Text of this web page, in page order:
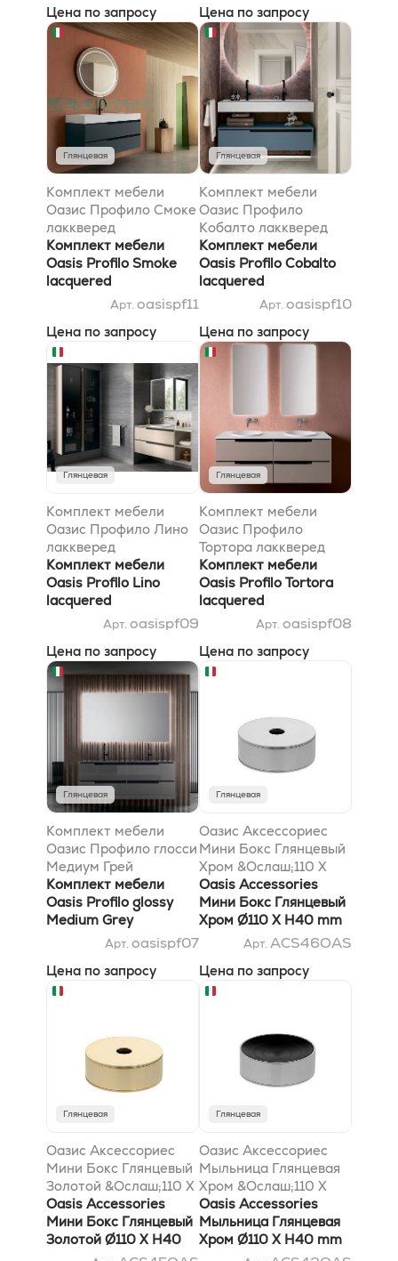
Цена по запросу Цена по запросу
Глянцевая
Комплект мебели
Оазис Профило Смоке
лаккверед
120x51.5x200см
Комплект мебели
Oasis Profilo Smoke
lacquered
120x51.5x200см
Арт. oasispf11
Цена по запросу
Глянцевая
Комплект мебели
Оазис Профило
Кобалто лаккверед
120x51.5x220см
Комплект мебели
Oasis Profilo Cobalto
lacquered
120x51.5x220см
Арт. oasispf10
Цена по запросу
Глянцевая
Комплект мебели
Оазис Профило Лино
лаккверед
140x51.5x200см
Комплект мебели
Oasis Profilo Lino
lacquered
140x51.5x200см
Арт. oasispf09
Цена по запросу
Глянцевая
Комплект мебели
Оазис Профило
Тортора лаккверед
140x51.5x200см
Комплект мебели
Oasis Profilo Tortora
lacquered
140x51.5x200см
Арт. oasispf08
Цена по запросу
Глянцевая
Комплект мебели
Оазис Профило глосси
Медиум Грей
лаккверед
140x51.5x200см
Комплект мебели
Oasis Profilo glossy
Medium Grey
lacquered
140x51.5x200см
Арт. oasispf07
Цена по запросу
Глянцевая
Оазис Аксессориес
Мини Бокс Глянцевый
Хром &Ослаш;110 X
H40 mm
Oasis Accessories
Мини Бокс Глянцевый
Хром Ø110 X H40 mm
Арт. ACS46OAS
Цена по запросу
Глянцевая
Оазис Аксессориес
Мини Бокс Глянцевый
Золотой &Ослаш;110 X
H40 mm
Oasis Accessories
Мини Бокс Глянцевый
Золотой Ø110 X H40
Глянцевая
Оазис Аксессориес
Мыльница Глянцевая
Хром &Ослаш;110 X
H40 mm
Oasis Accessories
Мыльница Глянцевая
Хром Ø110 X H40 mm